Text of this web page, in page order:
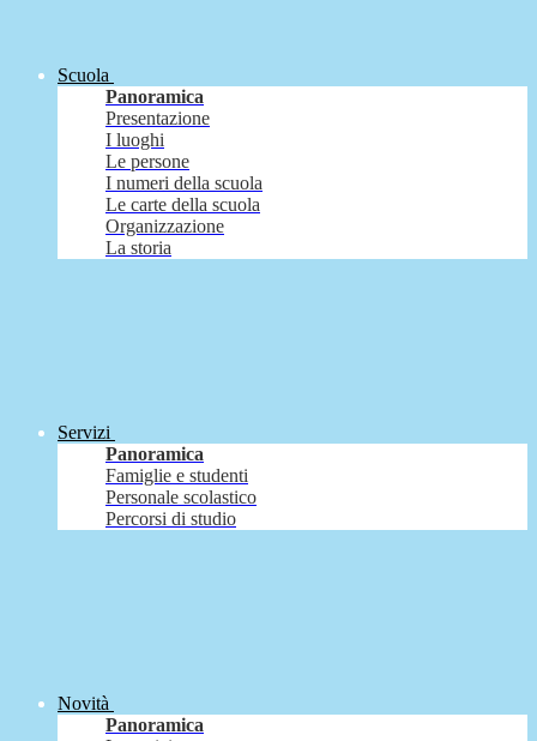
Scuola
Panoramica
Presentazione
I luoghi
Le persone
I numeri della scuola
Le carte della scuola
Organizzazione
La storia
Servizi
Panoramica
Famiglie e studenti
Personale scolastico
Percorsi di studio
Novità
Panoramica